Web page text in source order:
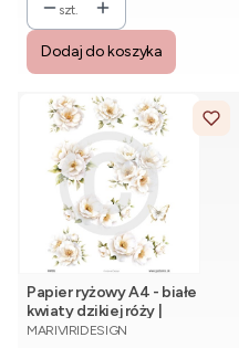
szt.
Dodaj do koszyka
Papier ryżowy A4 - białe
kwiaty dzikiej róży |
©mariviriDesign
PRODUCENT
MARIVIRIDESIGN